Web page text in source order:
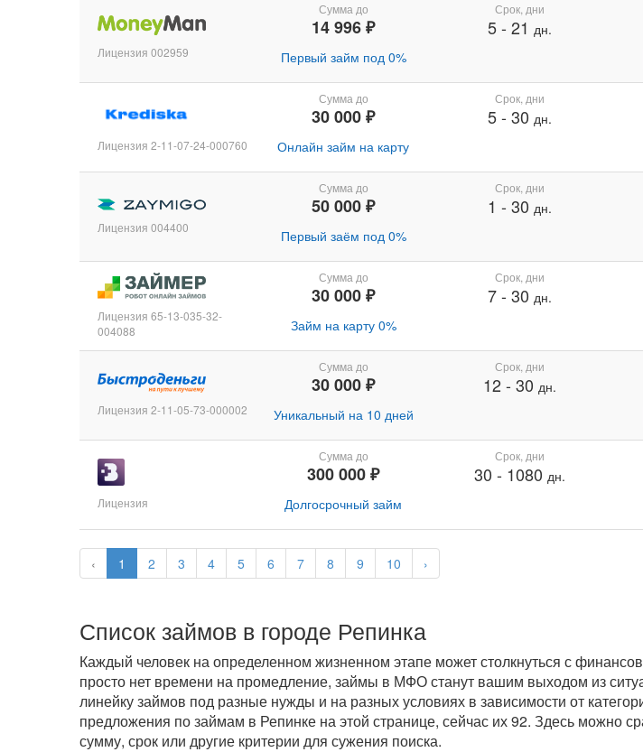
‹ 1 2 3 4 5 6 7 8 9 10 ›
Лицензия 002959
Сумма до
14 996 ₽
Первый займ под 0%
Срок, дни
5- 21 дн.
Лицензия 2-11-07-24-000760
Сумма до
30 000 ₽
Онлайн займ на карту
Срок, дни
5- 30 дн.
Лицензия 004400
Сумма до
50 000 ₽
Первый заём под 0%
Срок, дни
1 - 30 дн.
Лицензия 65-13-035-32-
004088
Сумма до
30 000 ₽
Займ на карту 0%
Срок, дни
7- 30 дн.
Лицензия 2-11-05-73-000002
Сумма до
30 000 ₽
Уникальный на 10 дней
Срок, дни
12- 30 дн.
Лицензия
Сумма до
300 000 ₽
Долгосрочный займ
Срок, дни
30 - 1080 дн.
Список займов в городе Репинка
Каждый человек на определенном жизненном этапе может столкнуться с
просто нет времени на промедление, займы в МФО станут вашим выходом из
линейку займов под разные нужды и на разных условиях в зависимости от
предложения по займам в Репинке на этой странице, сейчас их 92. Здесь можно
сумму, срок или другие критерии для сужения поиска.